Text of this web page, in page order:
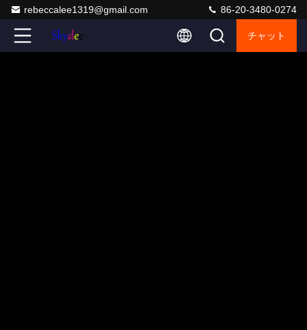
rebeccalee1319@gmail.com 86-20-3480-0274
チャット